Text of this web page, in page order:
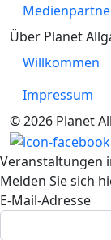
Über Planet
Willkommen
Impressum
© 2026 Planet
Veranstaltungen
Melden Sie sich
E-Mail-Adresse